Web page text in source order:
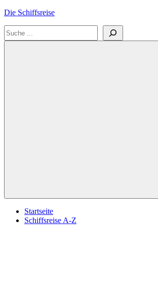
Zum
springen
Die Schiffsreise
Literatur-
Suchen
Startseite
Schiffsreise A-Z